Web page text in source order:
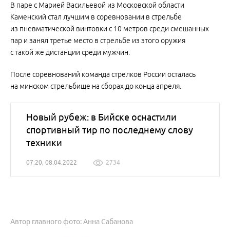
В паре с Марией Васильевой из Московской области
Каменский стал лучшим в соревновании в стрельбе
из пневматической винтовки с 10 метров среди смешанных
пар и занял третье место в стрельбе из этого оружия
с такой же дистанции среди мужчин.
После соревнований команда стрелков России осталась
на минском стрельбище на сборах до конца апреля.
Новый рубеж: в Бийске оснастили
спортивный тир по последнему слову
техники
07:20, 08.04.2022 2734
Автор главного фото: Анна Сабанова